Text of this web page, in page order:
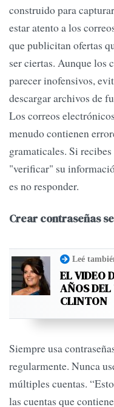
construido para
estar atento a los
que publicitan ofertas
ser ciertas. Aunque los
parecer inofensivos,
descargar archivos de
Los correos
menudo contienen
gramaticales. Si
"verificar" su
es no responder.
Crear contraseñas
Leé
EL VIDEO
AÑOS
CLINTON
Siempre usa
regularmente. Nunca
múltiples cuentas.
las cuentas que